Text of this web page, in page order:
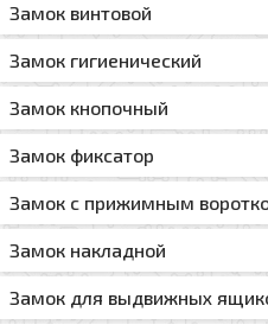
Замок винтовой
Замок гигиенический
Замок кнопочный
Замок фиксатор
Замок с прижимным
Замок накладной
Замок для выдвижных